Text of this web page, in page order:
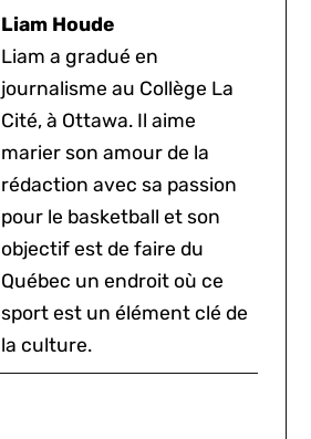
Liam Houde
Liam a gradué en
journalisme au Collège La
Cité, à Ottawa. Il aime
marier son amour de la
rédaction avec sa passion
pour le basketball et son
objectif est de faire du
Québec un endroit où ce
sport est un élément clé de
la culture.